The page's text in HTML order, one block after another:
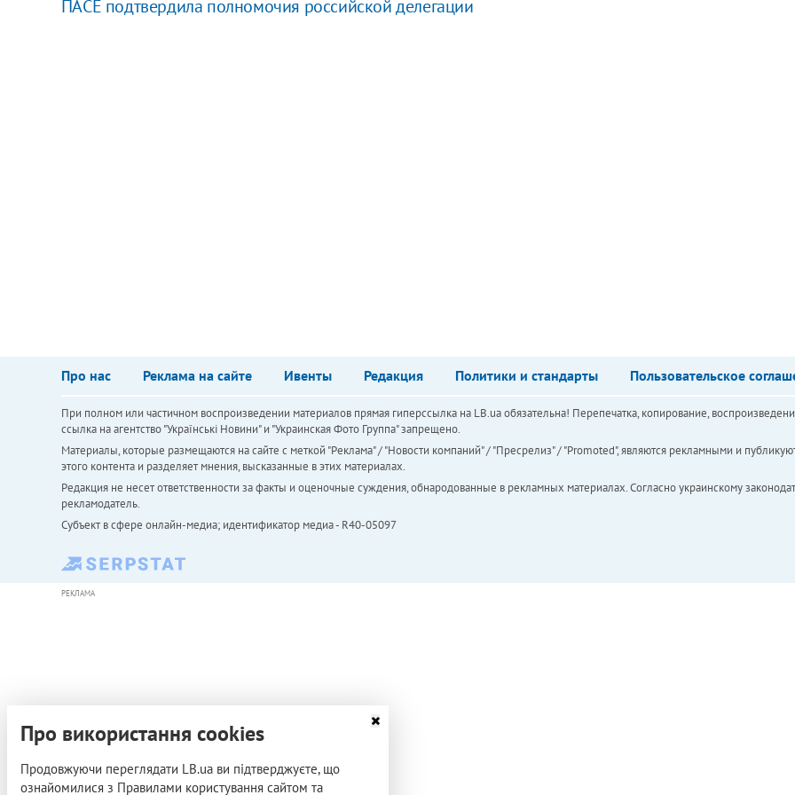
ПАСЕ подтвердила полномочия российской делегации
Про нас Реклама на сайте Ивенты Редакция Политики и стандарты Пользовательское
При полном или частичном воспроизведении материалов прямая гиперссылка на LB.ua обязательна! Перепечатка, копирование,
ссылка на агентство "Українськi Новини" и "Украинская Фото Группа" запрещено.
Материалы, которые размещаются на сайте с меткой "Реклама" / "Новости компаний" / "Пресрелиз" / "Promoted", являются рекламными и
этого контента и разделяет мнения, высказанные в этих материалах.
Редакция не несет ответственности за факты и оценочные суждения, обнародованные в рекламных материалах. Согласно украинскому
рекламодатель.
Субъект в сфере онлайн-медиа; идентификатор медиа - R40-05097
РЕКЛАМА
Про використання cookies
Продовжуючи переглядати LB.ua ви підтверджуєте, що
ознайомилися з Правилами користування сайтом та